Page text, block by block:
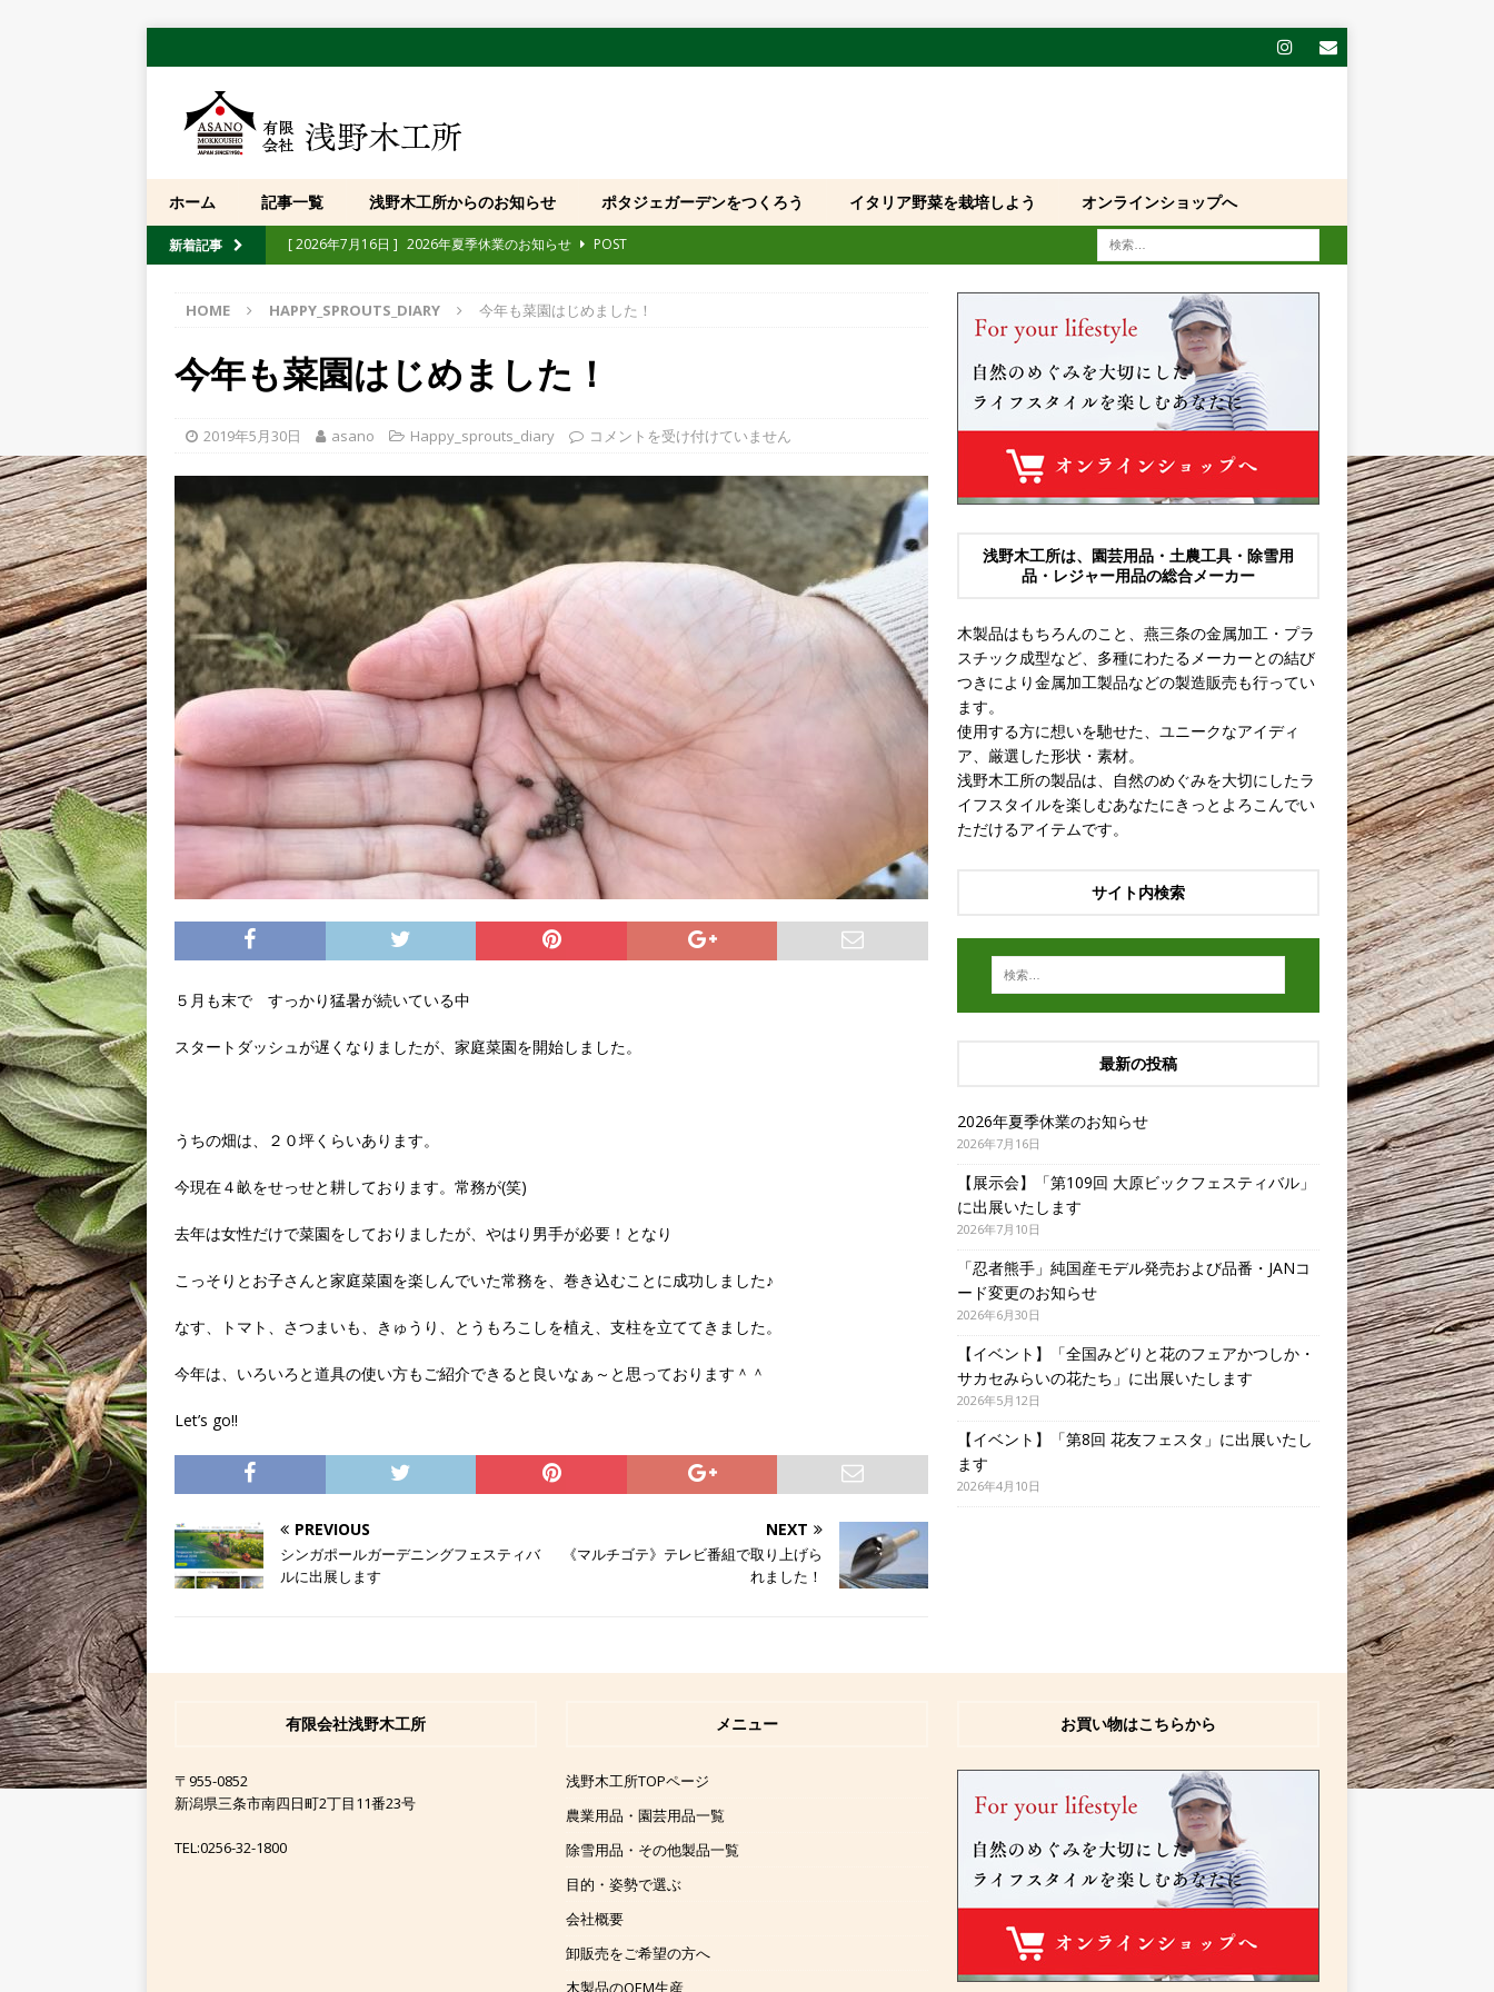
ホーム 記事一覧 浅野木工所からのお知らせ ポタジェガーデンをつくろう イタリア野菜を栽培しよう オンラインショップへ
新着記事 [ 2026年7月16日 ] 2026年夏季休業のお知らせ
POST
[ 2026年6月30日 ] 「忍者熊手」純国産モデル発売および品番・JANコード変更のお知らせ
[ 2026年5月12日 ]
【イベント】「全国みどりと花のフェアかつしか・サカセみらいの花たち」に出展い
たします
POST
[ 2026年4月10日 ] 【イベント】「第8回 花友フェスタ」に出展いたします
POST
HOME HAPPY_SPROUTS_DIARY 今年も菜園はじめました！
今年も菜園はじめました！
2019年5月30日 asano Happy_sprouts_diary コメントを受け付けていません
５月も末で すっかり猛暑が続いている中
スタートダッシュが遅くなりましたが、家庭菜園を開始しました。
うちの畑は、２０坪くらいあります。
今現在４畝をせっせと耕しております。常務が(笑)
去年は女性だけで菜園をしておりましたが、やはり男手が必要！となり
こっそりとお子さんと家庭菜園を楽しんでいた常務を、巻き込むことに成功しました♪
なす、トマト、さつまいも、きゅうり、とうもろこしを植え、支柱を立ててきました。
今年は、いろいろと道具の使い方もご紹介できると良いなぁ～と思っております＾＾
Let’s go!!
PREVIOUS
シンガポールガーデニングフェスティバ
ルに出展します
NEXT
《マルチゴテ》テレビ番組で取り上げら
れました！
浅野木工所は、園芸用品・土農工具・除雪用
品・レジャー用品の総合メーカー
木製品はもちろんのこと、燕三条の金属加工・プラ
スチック成型など、多種にわたるメーカーとの結び
つきにより金属加工製品などの製造販売も行ってい
ます。
使用する方に想いを馳せた、ユニークなアイディ
ア、厳選した形状・素材。
浅野木工所の製品は、自然のめぐみを大切にしたラ
イフスタイルを楽しむあなたにきっとよろこんでい
ただけるアイテムです。
サイト内検索
最新の投稿
2026年夏季休業のお知らせ
2026年7月16日
【展示会】「第109回 大原ビックフェスティバル」
に出展いたします
2026年7月10日
「忍者熊手」純国産モデル発売および品番・JANコ
ード変更のお知らせ
2026年6月30日
【イベント】「全国みどりと花のフェアかつしか・
サカセみらいの花たち」に出展いたします
2026年5月12日
【イベント】「第8回 花友フェスタ」に出展いたし
ます
2026年4月10日
有限会社浅野木工所
〒955-0852
新潟県三条市南四日町2丁目11番23号
TEL:0256-32-1800
メニュー
浅野木工所TOPページ
農業用品・園芸用品一覧
除雪用品・その他製品一覧
目的・姿勢で選ぶ
会社概要
卸販売をご希望の方へ
木製品のOEM生産
お買い物はこちらから